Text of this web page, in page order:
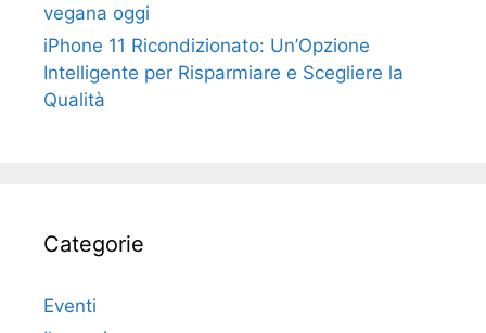
vegana oggi
iPhone 11 Ricondizionato: Un’Opzione
Intelligente per Risparmiare e Scegliere la
Qualità
Categorie
Eventi